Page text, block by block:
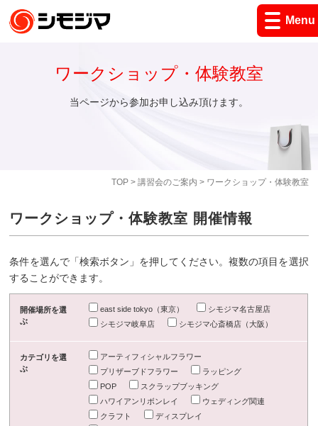
Menu
TOP> 講習会のご案内 > ワークショップ・体験教室
ワークショップ・体験教室
当ページから参加お申し込み頂けます。
ワークショップ・体験教室 開催情報
条件を選んで「検索ボタン」を押してください。複数の項目を選択
することができます。
開催場所を選
ぶ
east side tokyo（東京）
シモジマ名古屋店
シモジマ岐阜店
シモジマ心斎橋店（大阪）
カテゴリを選
ぶ
アーティフィシャルフラワー
プリザーブドフラワー
ラッピング
POP
スクラップブッキング
ハワイアンリボンレイ
ウェディング関連
クラフト
ディスプレイ